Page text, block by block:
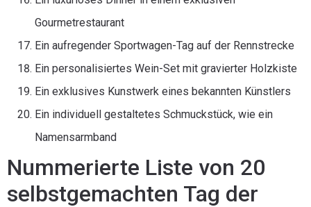
Gourmetrestaurant
Ein aufregender Sportwagen-Tag auf der Rennstrecke
Ein personalisiertes Wein-Set mit gravierter Holzkiste
Ein exklusives Kunstwerk eines bekannten Künstlers
Ein individuell gestaltetes Schmuckstück, wie ein
Namensarmband
Nummerierte Liste von 20
selbstgemachten Tag der